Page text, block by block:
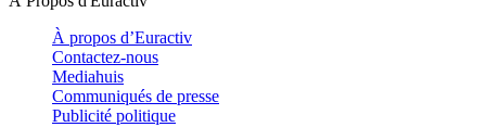
À propos d’Euractiv
Contactez-nous
Mediahuis
Communiqués de presse
Publicité politique